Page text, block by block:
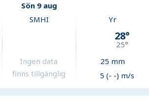
Sön 9 aug
SMHI
Ingen data
finns tillgänglig
Yr
28°
25°
25 mm
5 (- -) m/s